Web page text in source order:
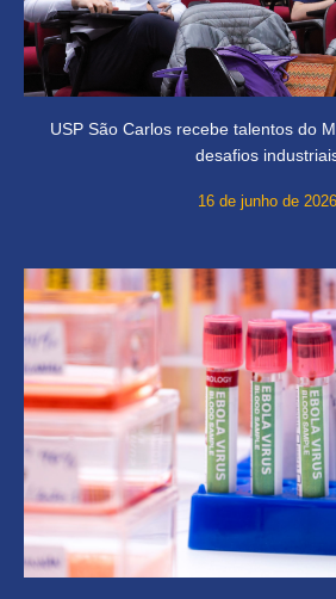
USP São Carlos recebe talentos do
desafios
16 de junho de 2026